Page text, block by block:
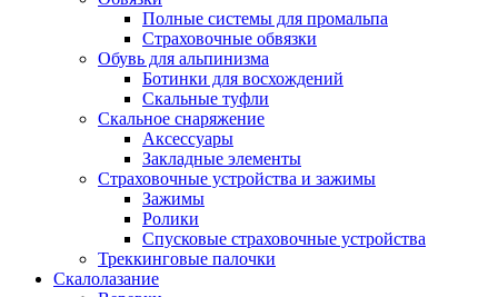
Полные системы для промальпа
Страховочные обвязки
Обувь для альпинизма
Ботинки для восхождений
Скальные туфли
Скальное снаряжение
Аксессуары
Закладные элементы
Страховочные устройства и зажимы
Зажимы
Ролики
Спусковые страховочные устройства
Треккинговые палочки
Скалолазание